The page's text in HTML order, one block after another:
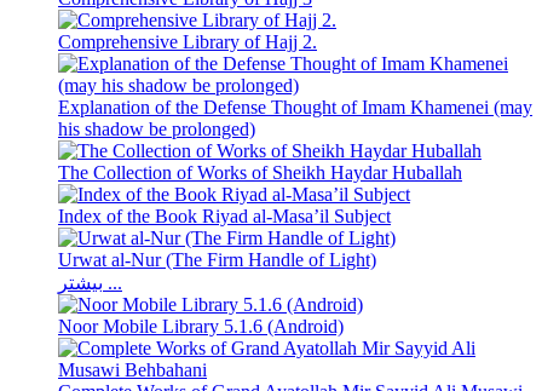
Comprehensive Library of Hajj 2.
Explanation of the Defense Thought of Imam Khamenei (may
his shadow be prolonged)
The Collection of Works of Sheikh Haydar Huballah
Index of the Book Riyad al-Masa’il Subject
Urwat al-Nur (The Firm Handle of Light)
بیشتر ...
Noor Mobile Library 5.1.6 (Android)